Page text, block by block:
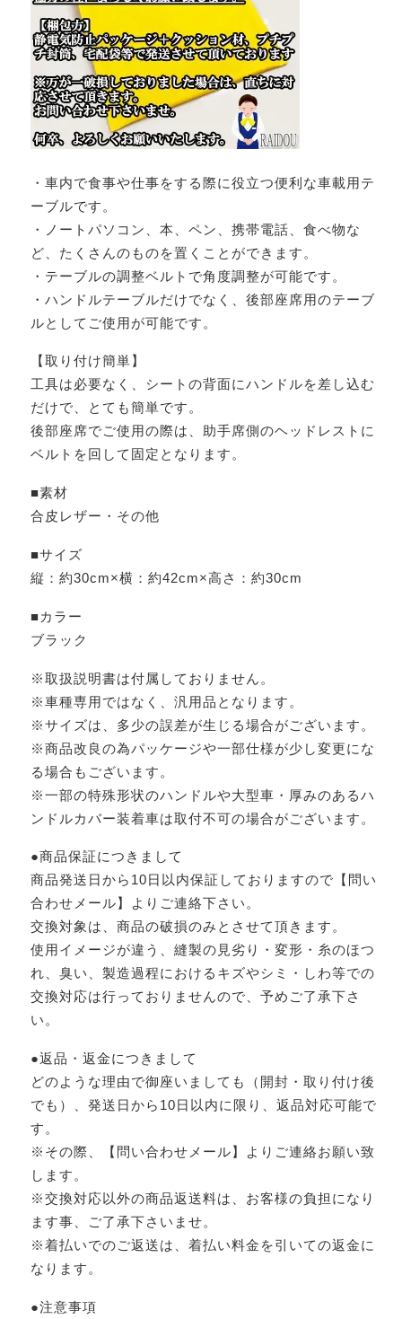
・車内で食事や仕事をする際に役立つ便利な車載用テ
ーブルです。
・ノートパソコン、本、ペン、携帯電話、食べ物な
ど、たくさんのものを置くことができます。
・テーブルの調整ベルトで角度調整が可能です。
・ハンドルテーブルだけでなく、後部座席用のテーブ
ルとしてご使用が可能です。
【取り付け簡単】
工具は必要なく、シートの背面にハンドルを差し込む
だけで、とても簡単です。
後部座席でご使用の際は、助手席側のヘッドレストに
ベルトを回して固定となります。
■素材
合皮レザー・その他
■サイズ
縦：約30cm×横：約42cm×高さ：約30cm
■カラー
ブラック
※取扱説明書は付属しておりません。
※車種専用ではなく、汎用品となります。
※サイズは、多少の誤差が生じる場合がございます。
※商品改良の為パッケージや一部仕様が少し変更にな
る場合もございます。
※一部の特殊形状のハンドルや大型車・厚みのあるハ
ンドルカバー装着車は取付不可の場合がございます。
●商品保証につきまして
商品発送日から10日以内保証しておりますので【問い
合わせメール】よりご連絡下さい。
交換対象は、商品の破損のみとさせて頂きます。
使用イメージが違う、縫製の見劣り・変形・糸のほつ
れ、臭い、製造過程におけるキズやシミ・しわ等での
交換対応は行っておりませんので、予めご了承下さ
い。
●返品・返金につきまして
どのような理由で御座いましても（開封・取り付け後
でも）、発送日から10日以内に限り、返品対応可能で
す。
※その際、【問い合わせメール】よりご連絡お願い致
します。
※交換対応以外の商品返送料は、お客様の負担になり
ます事、ご了承下さいませ。
※着払いでのご返送は、着払い料金を引いての返金に
なります。
●注意事項